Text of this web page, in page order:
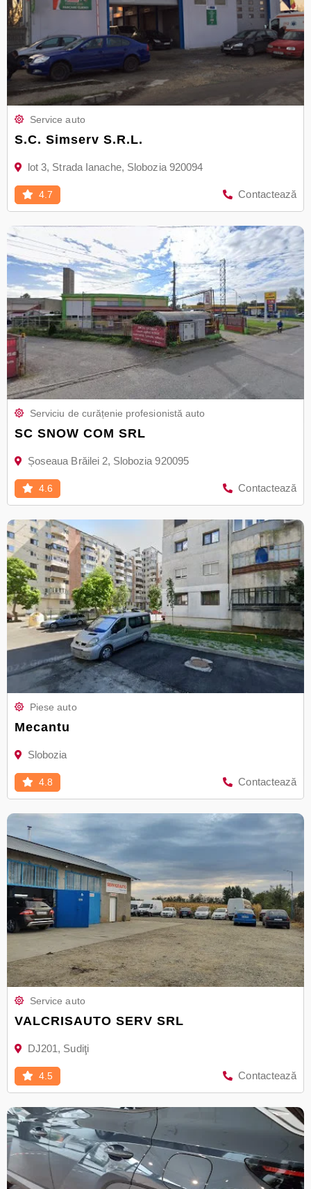
Service auto
S.C. Simserv S.R.L.
lot 3, Strada Ianache, Slobozia 920094
4.7 Contactează
Serviciu de curățenie profesionistă auto
SC SNOW COM SRL
Șoseaua Brăilei 2, Slobozia 920095
4.6 Contactează
Piese auto
Mecantu
Slobozia
4.8 Contactează
Service auto
VALCRISAUTO SERV SRL
DJ201, Sudiţi
4.5 Contactează